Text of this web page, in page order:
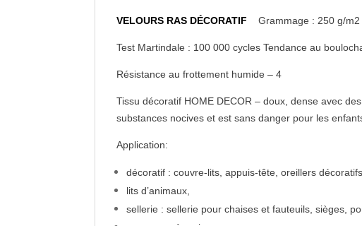
VELOURS RAS DÉCORATIFGrammage : 250 g/m2
Test Martindale : 100 000 cycles Tendance au
Résistance au frottement humide – 4
Tissu décoratif HOME DECOR – doux, dense avec
substances nocives et est sans danger pour les
Application:
décoratif : couvre-lits, appuis-tête, oreillers
lits d’animaux,
sellerie : sellerie pour chaises et fauteuils, sièges,